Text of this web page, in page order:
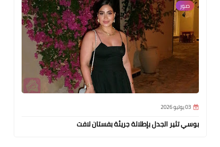
صور
03 يوليو 2026
بوسي تثير الجدل بإطلالة جريئة بفستان لافت